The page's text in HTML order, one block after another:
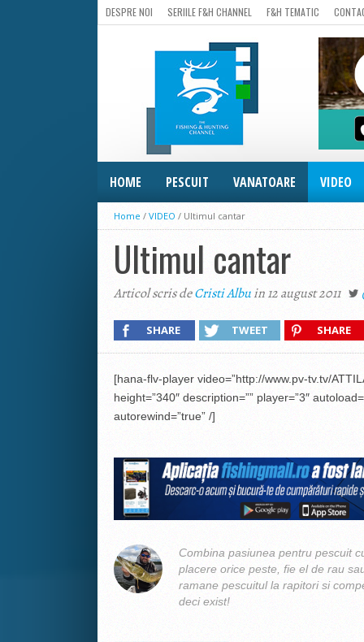
DESPRE NOI SERIILE F&H CHANNEL F&H TEMATIC
HOME PESCUIT VANATOARE VIDEO
Home / VIDEO / Ultimul cantar
Ultimul cantar
Articol scris deCristi Albuin 12 august 2011
SHARE TWEET SHARE
[hana-flv-player video=”http://www.pv-tv.tv/
height=”340″ description=”” player=”3″
autorewind=”true” /]
Combina pasiunea pentru pescuit
placere orice peste, fie el de rau
ramane pescuitul la rapitori si
deci exist!